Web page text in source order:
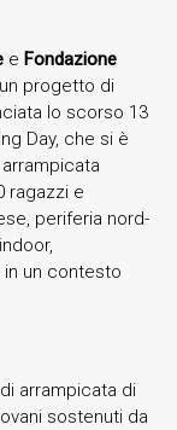
e Fondazione
progetto di
lo scorso 13
Day, che si è
ragazzi e
periferia nord-
un contesto
arrampicata di
sostenuti da